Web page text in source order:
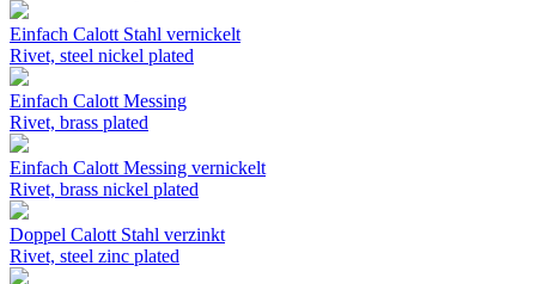
Einfach Calott Stahl vernickelt
Rivet, steel nickel plated
Einfach Calott Messing
Rivet, brass plated
Einfach Calott Messing vernickelt
Rivet, brass nickel plated
Doppel Calott Stahl verzinkt
Rivet, steel zinc plated